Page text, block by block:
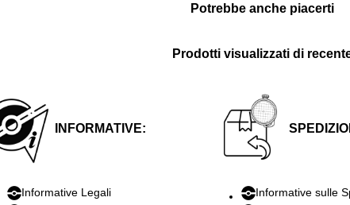
Potrebbe anche piacerti
Prodotti visualizzati di
INFORMATIVE:
Informative Legali
Informative sulle